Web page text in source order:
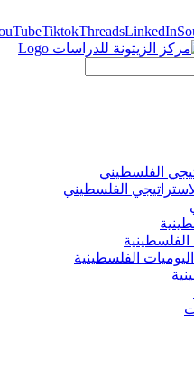
TiktokThreadsLinkedIn
الفلسطيني
الفلسطيني
الفلسطينية